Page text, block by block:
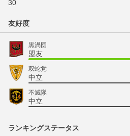
30
友好度
黒渦団
盟友
双蛇党
中立
不滅隊
中立
ランキングステータス